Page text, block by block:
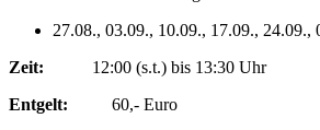
27.08., 03.09., 10.09., 17.09., 24.09.,
Zeit: 12:00 (s.t.) bis 13:30 Uhr
Entgelt: 60,- Euro